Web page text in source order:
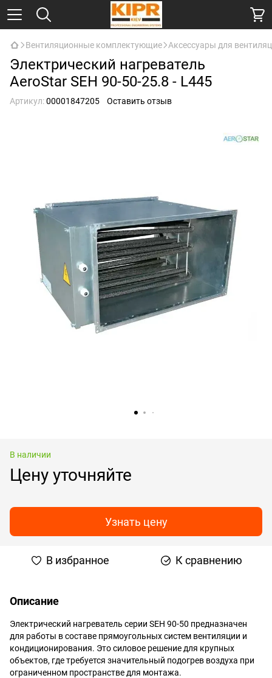
Вентиляционные комплектующие Аксессуары для
Электрический нагреватель
AeroStar SEH 90-50-25.8 - L445
Артикул:00001847205 Оставить отзыв
В наличии
Цену уточняйте
Узнать цену
В избранное К сравнению
Описание
Электрический нагреватель серии SEH 90-50 предназначен
для работы в составе прямоугольных систем вентиляции и
кондиционирования. Это силовое решение для крупных
объектов, где требуется значительный подогрев воздуха при
ограниченном пространстве для монтажа.